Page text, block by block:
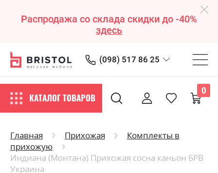
Распродажа со склада скидки до -40%
здесь
(098) 517 86 25
КАТАЛОГ ТОВАРОВ
0
Главная Прихожая
Комплекты в
прихожую
Индиана (Монтана) Прихожая сосна каньон БРВ
Украина